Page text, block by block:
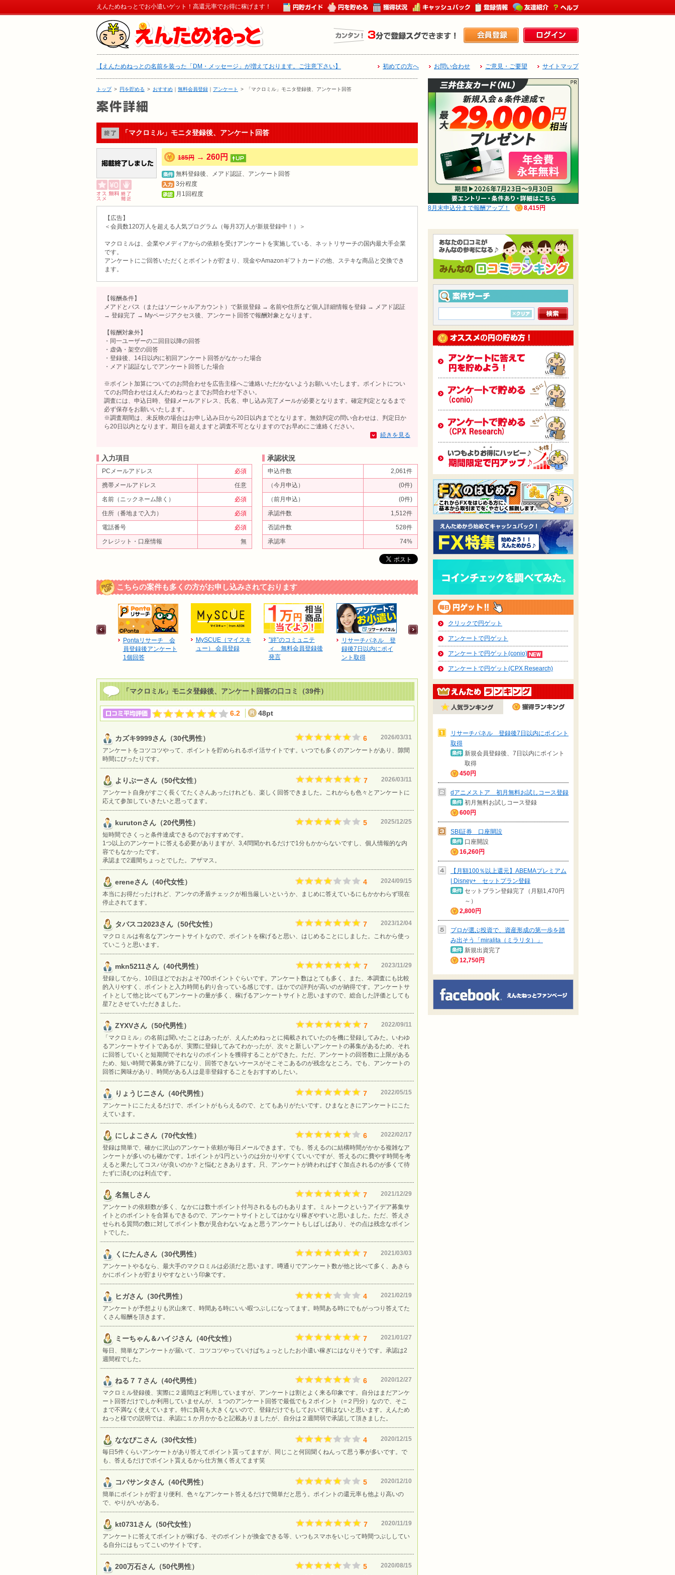
えんためねっとでお小遣いゲット！高還元率でお得に稼げます！
【えんためねっとの名前を装った「DM・メッセージ」が増えております。ご注意下さい】 初めての方へ お問い合わせ ご意見・ご要望 サイトマップ
トップ > 円を貯める > おすすめ ｜ 無料会員登録 ｜ アンケート > 「マクロミル」モニタ登録後、アンケート回答
「マクロミル」モニタ登録後、アンケート回答
185円 → 260円
無料登録後、メアド認証、アンケート回答
3分程度
月1回程度
【広告】
＜会員数120万人を超える人気プログラム（毎月3万人が新規登録中！）＞
マクロミルは、企業やメディアからの依頼を受けアンケートを実施している、ネットリサーチの国内最大手企業
です。
アンケートにご回答いただくとポイントが貯まり、現金やAmazonギフトカードの他、ステキな商品と交換でき
ます。
【報酬条件】
メアドとパス（またはソーシャルアカウント）で新規登録 → 名前や住所など個人詳細情報を登録 → メアド認証
→ 登録完了 → Myページアクセス後、アンケート回答で報酬対象となります。
【報酬対象外】
・同一ユーザーの二回目以降の回答
・虚偽・架空の回答
・登録後、14日以内に初回アンケート回答がなかった場合
・メアド認証なしでアンケート回答した場合
※ポイント加算についてのお問合わせを広告主様へご連絡いただかないようお願いいたします。ポイントについ
てのお問合わせはえんためねっとまでお問合わせ下さい。
調査には、申込日時、登録メールアドレス、氏名、申し込み完了メールが必要となります。確定判定となるまで
必ず保存をお願いいたします。
※調査期間は、未反映の場合はお申し込み日から20日以内までとなります。無効判定の問い合わせは、判定日か
ら20日以内となります。期日を超えますと調査不可となりますのでお早めにご連絡ください。
続きを見る
入力項目
PCメールアドレス
必須
携帯メールアドレス
任意
名前（ニックネーム除く）
必須
住所（番地まで入力）
必須
電話番号
必須
クレジット・口座情報
無
承認状況
申込件数
2,061件
（今月申込）
(0件)
（前月申込）
(0件)
承認件数
1,512件
否認件数
528件
承認率
74%
こちらの案件も多くの方がお申し込みされております
Pontaリサーチ 会
員登録後アンケート
1個回答
MySCUE（マイスキ
ュー） 会員登録
”絆”のコミュニテ
ィ 無料会員登録後
発言
リサーチパネル 登
録後7日以内にポイ
ント取得
dアニメストア 初
月無料お試しコース
サイバーパネル
（CyberPanel） 登
録後アンケート回答
（15～39歳）
試し登録
「マクロミル」モニタ登録後、アンケート回答の口コミ（39件）
6.2 48pt
カズキ9999さん（30代男性） 2026/03/31
6
アンケートをコツコツやって、ポイントを貯められるポイ活サイトです。いつでも多くのアンケートがあり、隙間
時間にぴったりです。
よりぶーさん（50代女性） 2026/03/11
7
アンケート自身がすごく長くてたくさんあったけれども、楽しく回答できました。これからも色々とアンケートに
応えて参加していきたいと思ってます。
kurutonさん（20代男性） 2025/12/25
5
短時間でさくっと条件達成できるのでおすすめです。
1つ以上のアンケートに答える必要がありますが、3,4問聞かれるだけで1分もかからないですし、個人情報的な内
容でもなかったです。
承認まで2週間ちょっとでした。アザマス。
ereneさん（40代女性） 2024/09/15
4
本当にお得だったけれど、アンケの矛盾チェックが相当厳しいというか、まじめに答えているにもかかわらず現在
停止されてます。
タバスコ2023さん（50代女性） 2023/12/04
7
マクロミルは有名なアンケートサイトなので、ポイントを稼げると思い、はじめることにしました。これから使っ
ていこうと思います。
mkn5211さん（40代男性） 2023/11/29
7
登録してから、10日ほどでおおよそ700ポイントぐらいです。アンケート数はとても多く、また、本調査にも比較
的入りやすく、ポイントと入力時間も釣り合っている感じです。ほかでの評判が高いのが納得です。アンケートサ
イトとして他と比べてもアンケートの量が多く、稼げるアンケートサイトと思いますので、総合した評価としても
星7とさせていただきました。
ZYXVさん（50代男性） 2022/09/11
7
「マクロミル」の名前は聞いたことはあったが、えんためねっとに掲載されていたのを機に登録してみた。いわゆ
るアンケートサイトであるが、実際に登録してみてわかったが、次々と新しいアンケートの募集があるため、それ
に回答していくと短期間でそれなりのポイントを獲得することができた。ただ、アンケートの回答数に上限がある
ため、短い時間で募集が終了になり、回答できないケースがそこそこあるのが残念なところ。でも、アンケートの
回答に興味があり、時間がある人は是非登録することをおすすめしたい。
りょうじニさん（40代男性） 2022/05/15
7
アンケートにこたえるだけで、ポイントがもらえるので、とてもありがたいです。ひまなときにアンケートにこた
えています。
にしよこさん（70代女性） 2022/02/17
6
登録は簡単で、確かに沢山のアンケート依頼が毎日メールできます。でも、答えるのに結構時間がかかる複雑なア
ンケートが多いのも確かです。1ポイントが1円というのは分かりやすくていいですが、答えるのに費やす時間を考
えると果たしてコスパが良いのか？と悩むときあります。只、アンケートが終わればすぐ加点されるのが多くて待
たずに済むのは利点です。
名無しさん 2021/12/29
7
アンケートの依頼数が多く、なかには数十ポイント付与されるものもあります。ミルトークというアイデア募集サ
イトとのポイントを合算もできるので、アンケートサイトとしてはかなり稼ぎやすいと思いました。ただ、答えさ
せられる質問の数に対してポイント数が見合わないなぁと思うアンケートもしばしばあり、その点は残念なポイン
トでした。
くにたんさん（30代男性） 2021/03/03
7
アンケートやるなら、最大手のマクロミルは必須だと思います。噂通りでアンケート数が他と比べて多く、あきら
かにポイントが貯まりやすなという印象です。
ヒガさん（30代男性） 2021/02/19
4
アンケートが予想よりも沢山来て、時間ある時にいい暇つぶしになってます。時間ある時にでもがっつり答えてた
くさん報酬を頂きます。
ミーちゃん＆ハイジさん（40代女性） 2021/01/27
7
毎日、簡単なアンケートが届いて、コツコツやっていけばちょっとしたお小遣い稼ぎにはなりそうです。承認は2
週間程でした。
ねる７７さん（40代男性） 2020/12/27
6
マクロミル登録後、実際に２週間ほど利用していますが、アンケートは割とよく来る印象です。自分はまだアンケ
ート回答だけでしか利用していませんが、１つのアンケート回答で最低でも２ポイント（=２円分）なので、そこ
まで不満なく使えています。特に負荷も大きくないので、登録だけでもしておいて損はないと思います。えんため
ねっと様での説明では、承認に１か月かかると記載ありましたが、自分は２週間弱で承認して頂きました。
ななぴこさん（30代女性） 2020/12/15
4
毎日5件くらいアンケートがあり答えてポイント貰ってますが、同じこと何回聞くねんって思う事が多いです。で
も、答えるだけでポイント貰えるから仕方無く答えてます笑
コバサンタさん（40代男性） 2020/12/10
5
簡単にポイントが貯まり便利、色々なアンケート答えるだけで簡単だと思う。ポイントの還元率も他より高いの
で、やりがいがある。
kt0731さん（50代女性） 2020/11/19
7
アンケートに答えてポイントが稼げる、そのポイントが換金できる等、いつもスマホをいじって時間つぶししてい
る自分にはもってこいのサイトです。
200万石さん（50代男性） 2020/08/15
5
8月末申込分まで報酬アップ！ 8,415円
クリックで円ゲット
アンケートで円ゲット
アンケートで円ゲット(conio)
アンケートで円ゲット(CPX Research)
リサーチパネル 登録後7日以内にポイント
取得
新規会員登録後、7日以内にポイント
取得
450円
dアニメストア 初月無料お試しコース登録
初月無料お試しコース登録
600円
SBI証券 口座開設
口座開設
16,260円
【月額100％以上還元】ABEMAプレミアム
| Disney+ セットプラン登録
セットプラン登録完了（月額1,470円
～）
2,800円
プロが選ぶ投資で、資産形成の第一歩を踏
み出そう「miralita（ミラリタ）」
新規出資完了
12,750円